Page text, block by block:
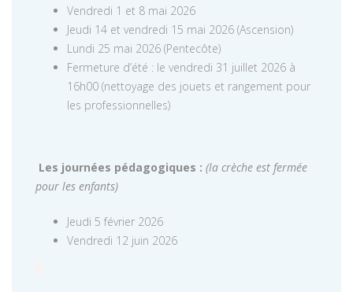
Vendredi 1 et 8 mai 2026
Jeudi 14 et vendredi 15 mai 2026 (Ascension)
Lundi 25 mai 2026 (Pentecôte)
Fermeture d’été : le vendredi 31 juillet 2026 à
16h00 (nettoyage des jouets et rangement pour
les professionnelles)
Les journées pédagogiques : (la crèche est fermée
pour les enfants)
Jeudi 5 février 2026
Vendredi 12 juin 2026